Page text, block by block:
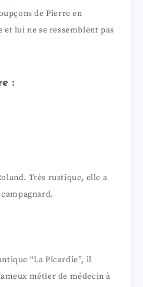
de Pierre en
lui ne se ressemblent pas
:
Très rustique, elle a
“La Picardie”, il
métier de médecin à